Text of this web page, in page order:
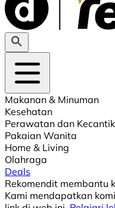
Makanan & Minuman
Kesehatan
Perawatan dan
Pakaian Wanita
Home & Living
Olahraga
Deals
Rekomendit membantu
Kami mendapatkan